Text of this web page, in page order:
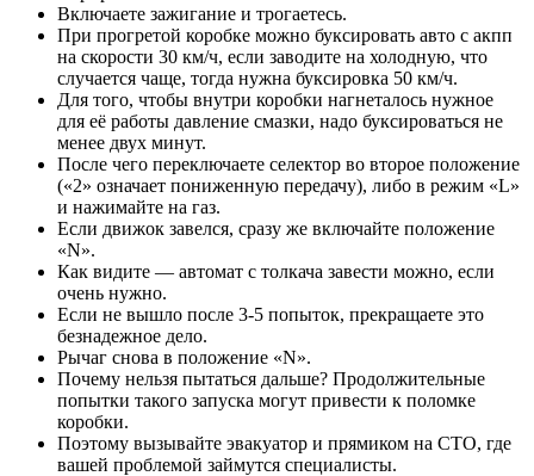
Включаете зажигание и трогаетесь.
При прогретой коробке можно буксировать авто с акпп
на скорости 30 км/ч, если заводите на холодную, что
случается чаще, тогда нужна буксировка 50 км/ч.
Для того, чтобы внутри коробки нагнеталось нужное
для её работы давление смазки, надо буксироваться не
менее двух минут.
После чего переключаете селектор во второе положение
(«2» означает пониженную передачу), либо в режим «L»
и нажимайте на газ.
Если движок завелся, сразу же включайте положение
«N».
Как видите — автомат с толкача завести можно, если
очень нужно.
Если не вышло после 3-5 попыток, прекращаете это
безнадежное дело.
Рычаг снова в положение «N».
Почему нельзя пытаться дальше? Продолжительные
попытки такого запуска могут привести к поломке
коробки.
Поэтому вызывайте эвакуатор и прямиком на СТО, где
вашей проблемой займутся специалисты.